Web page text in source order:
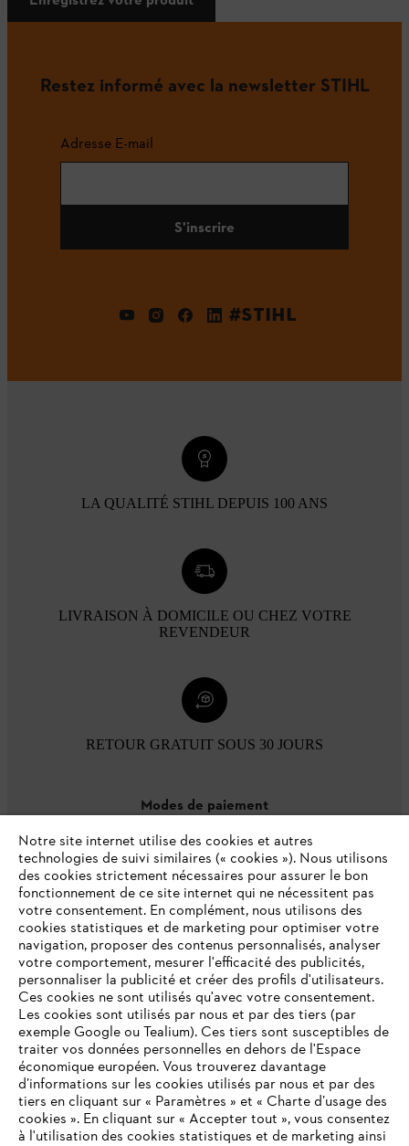
Restez informé avec la newsletter STIHL
Adresse E-mail
S'inscrire
#STIHL
LA QUALITÉ STIHL DEPUIS 100 ANS
LIVRAISON À DOMICILE OU CHEZ VOTRE
REVENDEUR
RETOUR GRATUIT SOUS 30 JOURS
Modes de paiement
L'Entreprise
Questions / Réponses
Notre site internet utilise des cookies et autres
technologies de suivi similaires (« cookies »). Nous utilisons
des cookies strictement nécessaires pour assurer le bon
fonctionnement de ce site internet qui ne nécessitent pas
votre consentement. En complément, nous utilisons des
cookies statistiques et de marketing pour optimiser votre
navigation, proposer des contenus personnalisés, analyser
votre comportement, mesurer l'efficacité des publicités,
personnaliser la publicité et créer des profils d'utilisateurs.
Ces cookies ne sont utilisés qu'avec votre consentement.
Les cookies sont utilisés par nous et par des tiers (par
exemple Google ou Tealium). Ces tiers sont susceptibles de
traiter vos données personnelles en dehors de l'Espace
économique européen. Vous trouverez davantage
d’informations sur les cookies utilisés par nous et par des
tiers en cliquant sur « Paramètres » et « Charte d’usage des
cookies ». En cliquant sur « Accepter tout », vous consentez
à l'utilisation des cookies statistiques et de marketing ainsi